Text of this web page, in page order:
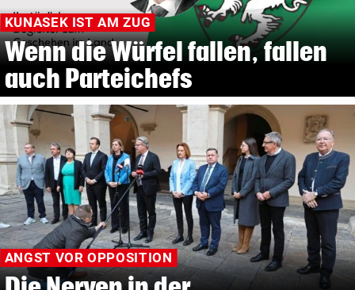
KUNASEK IST AM ZUG
Wenn die Würfel fallen, fallen
auch Parteichefs
ANGST VOR OPPOSITION